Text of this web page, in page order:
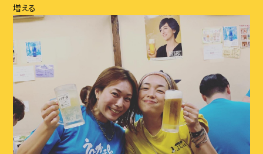
増える